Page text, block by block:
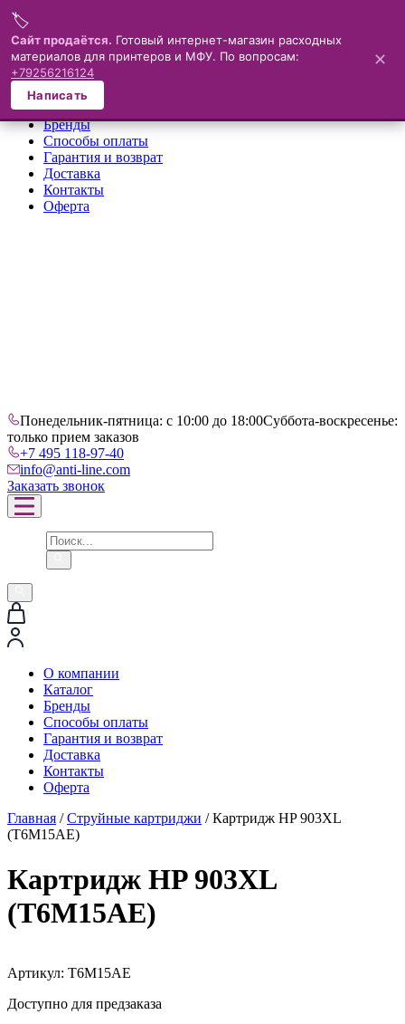
Меню
×
О компании
Каталог
Бренды
Способы оплаты
Гарантия и возврат
Доставка
Контакты
Оферта
Понедельник-пятница: с 10:00 до 18:00Суббота-воскресенье:
только прием заказов
+7 495 118-97-40
info@anti-line.com
Заказать звонок
О компании
Каталог
Бренды
Способы оплаты
Гарантия и возврат
Доставка
Контакты
Оферта
Главная /Струйные картриджи / Картридж HP 903XL
(T6M15AE)
Картридж HP 903XL
(T6M15AE)
Артикул: T6M15AE
Доступно для предзаказа
🏷️
Сайт продаётся. Готовый интернет-магазин расходных
материалов для принтеров и МФУ. По вопросам:
+79256216124
Написать
✕